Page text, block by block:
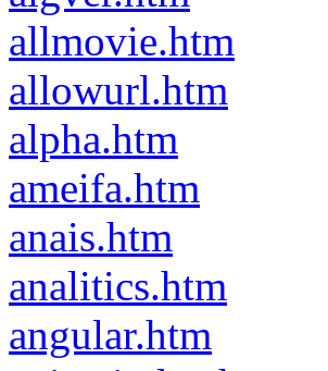
allmovie.htm
allowurl.htm
alpha.htm
ameifa.htm
anais.htm
analitics.htm
angular.htm